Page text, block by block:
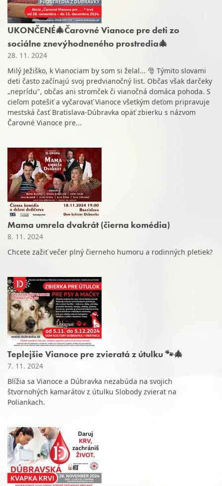
UKONČENÉ🎄Čarovné Vianoce pre deti zo
sociálne znevýhodneného prostredia🎄
28. 11. 2024
Milý Ježiško, k Vianociam by som si želal... 🎅 Týmito slovami
deti často začínajú svoj predvianočný list. Občas však darčeky
„neprídu", občas ani stromček či vianočná domáca pohoda. S
cieľom potešiť a vyčarovať Vianoce všetkým deťom pripravuje
mestská časť Bratislava-Dúbravka opäť zbierku s názvom
Čarovné Vianoce pre...
Mama umrela dvakrát (čierna komédia)
8. 11. 2024
Chcete zažiť večer plný čierneho humoru a rodinných pletiek?
Teplejšie Vianoce pre zvieratá z útulku 🐾🎄
7. 11. 2024
Blížia sa Vianoce a Dúbravka nezabúda na svojich
štvornohých kamarátov z útulku Slobody zvierat na
Poliankach.